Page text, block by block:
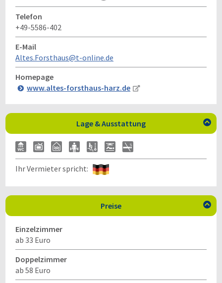
Telefon
+49-5586-402
E-Mail
Altes.Forsthaus@t-online.de
Homepage
www.altes-forsthaus-harz.de
Lage & Ausstattung 
Ihr Vermieter spricht:
Preise 
Einzelzimmer
ab 33 Euro
Doppelzimmer
ab 58 Euro